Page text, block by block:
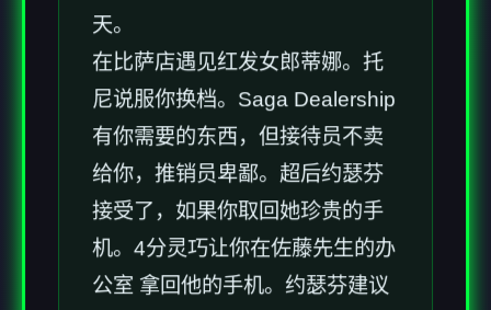
天。
在比萨店遇见红发女郎蒂娜。托
尼说服你换档。Saga Dealership
有你需要的东西，但接待员不卖
给你，推销员卑鄙。超后约瑟芬
接受了，如果你取回她珍贵的手
机。4分灵巧让你在佐藤先生的办
公室 拿回他的手机。约瑟芬建议